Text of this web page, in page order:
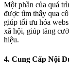
Một phần của quá
được tìm thấy qua
giúp tối ưu hóa
xã hội, giúp tăng
hiệu.
4. Cung Cấp Nội